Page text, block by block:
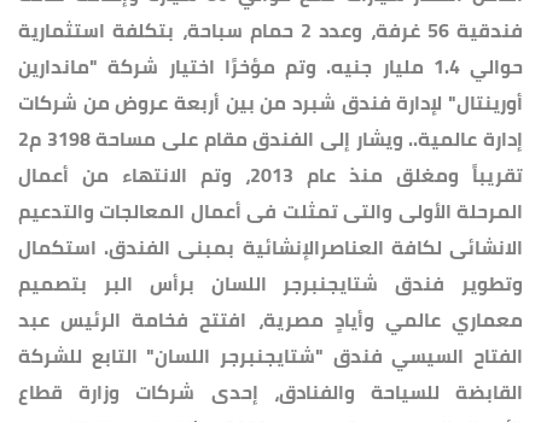
فندقية 56 غرفة، وعدد 2 حمام سباحة، بتكلفة استثمارية
حوالي 1.4 مليار جنيه. وتم مؤخرًا اختيار شركة "ماندارين
أورينتال" لإدارة فندق شبرد من بين أربعة عروض من شركات
إدارة عالمية.. ويشار إلى الفندق مقام على مساحة 3198 م2
تقريباً ومغلق منذ عام 2013، وتم الانتهاء من أعمال
المرحلة الأولى والتى تمثلت فى أعمال المعالجات والتدعيم
الانشائى لكافة العناصرالإنشائية بمبنى الفندق. استكمال
وتطوير فندق شتايجنبرجر اللسان برأس البر بتصميم
معماري عالمي وأيادٍ مصرية، افتتح فخامة الرئيس عبد
الفتاح السيسي فندق "شتايجنبرجر اللسان" التابع للشركة
القابضة للسياحة والفنادق، إحدى شركات وزارة قطاع